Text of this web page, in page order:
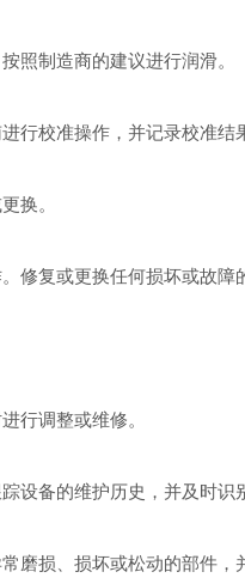
制造商的建议进行润滑。
校准操作，并记录校准结
换。
复或更换任何损坏或故障
行调整或维修。
备的维护历史，并及时识
损、损坏或松动的部件，